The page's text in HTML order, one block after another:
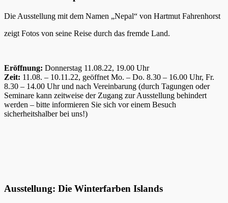
Die Ausstellung mit dem Namen „Nepal“ von Hartmut Fahrenhorst
zeigt Fotos von seine Reise durch das fremde Land.
Eröffnung: Donnerstag 11.08.22, 19.00 Uhr
Zeit: 11.08. – 10.11.22, geöffnet Mo. – Do. 8.30 – 16.00 Uhr, Fr.
8.30 – 14.00 Uhr und nach Vereinbarung (durch Tagungen oder
Seminare kann zeitweise der Zugang zur Ausstellung behindert
werden – bitte informieren Sie sich vor einem Besuch
sicherheitshalber bei uns!)
Ausstellung: Die Winterfarben Islands